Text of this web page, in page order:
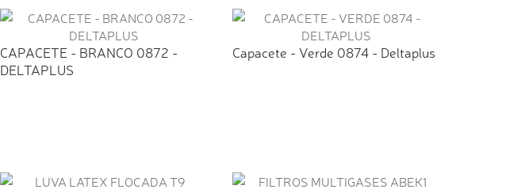
CAPACETE - BRANCO 0872 -
DELTAPLUS
Capacete - Verde 0874 - Deltaplus